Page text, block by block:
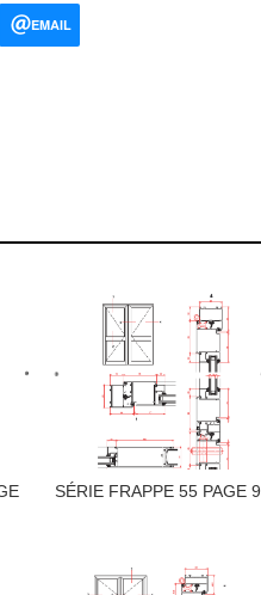
EMAIL
SÉRIE FRAPPE 55 PAGE 9